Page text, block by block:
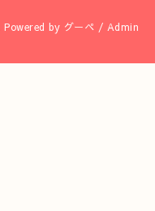
Powered by グーペ / Admin